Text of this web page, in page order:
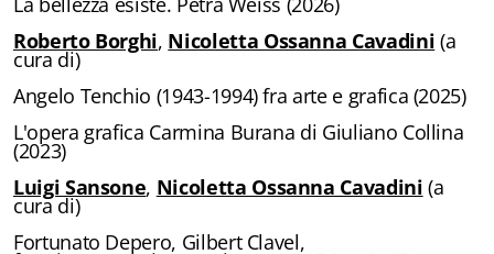
Roberto Borghi, Nicoletta Ossanna Cavadini (a
cura di)
Angelo Tenchio (1943-1994) fra arte e grafica (2025)
L'opera grafica Carmina Burana di Giuliano Collina
(2023)
Luigi Sansone, Nicoletta Ossanna Cavadini (a
cura di)
Fortunato Depero, Gilbert Clavel,
Attualità & Studi
Collana di Lugano
Cymbae
Dibattiti & Documenti
EJO- European Journalism Observatory